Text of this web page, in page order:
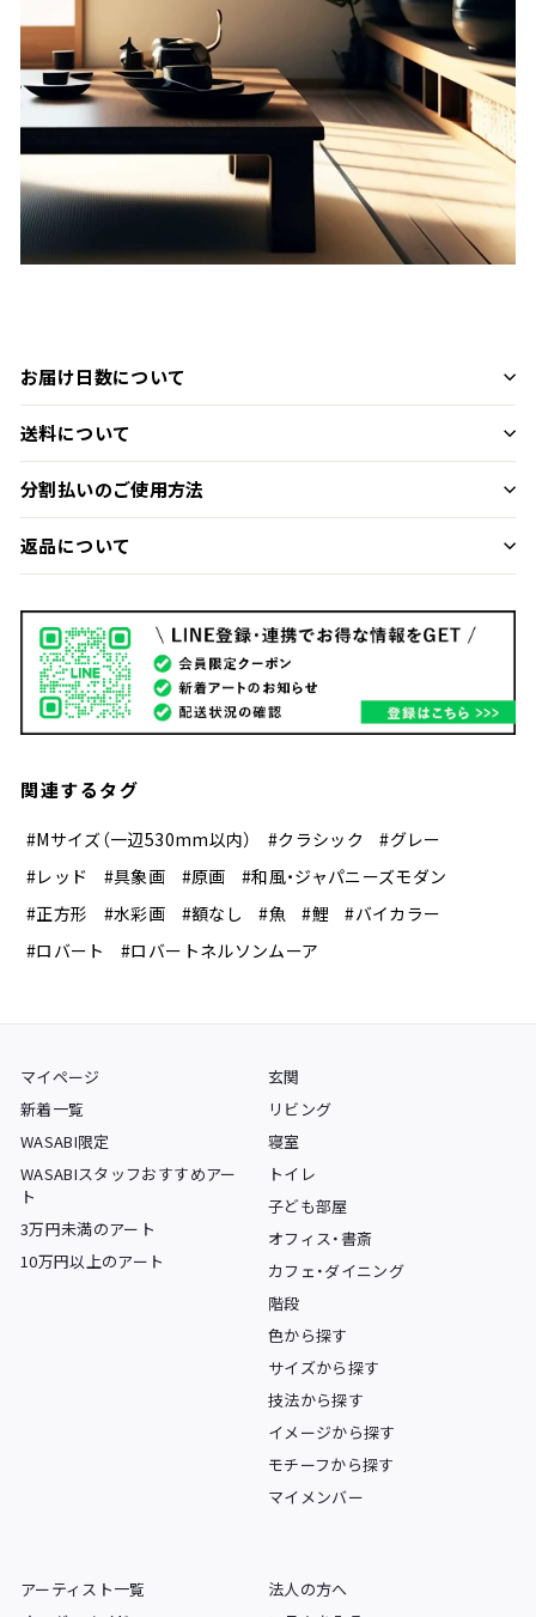
お届け日数について
送料について
分割払いのご使用方法
返品について
関連するタグ
#Mサイズ（一辺530mm以内） #クラシック
#グレー
#レッド
#具象画 #原画
#和風・ジャパニーズモダン
#正方形
#水彩画 #額なし #魚 #鯉
#バイカラー
#ロバート
#ロバートネルソンムーア
マイページ
新着一覧
WASABI限定
WASABIスタッフおすすめアー
ト
3万円未満のアート
10万円以上のアート
玄関
リビング
寝室
トイレ
子ども部屋
オフィス・書斎
カフェ・ダイニング
階段
色から探す
サイズから探す
技法から探す
イメージから探す
モチーフから探す
マイメンバー
アーティスト一覧
法人の方へ